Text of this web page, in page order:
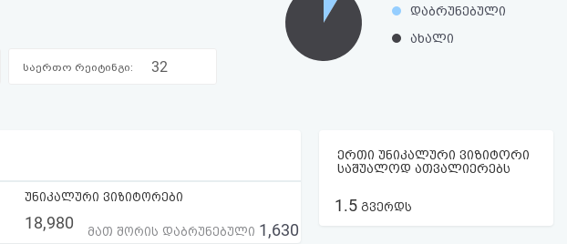
საერთო რეიტინგი: 32
დაბრუნებული
ახალი
უნიკალური ვიზიტორები
18,980 მათ შორის დაბრუნებული 1,630
ერთი უნიკალური ვიზიტორი
საშუალოდ ათვალიერებს
1.5გვერდს